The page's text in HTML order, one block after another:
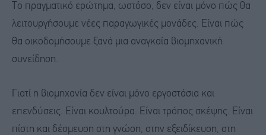
Το πραγματικό ερώτημα, ωστόσο, δεν είναι μόνο πώς θα
λειτουργήσουμε νέες παραγωγικές μονάδες. Είναι πώς
θα οικοδομήσουμε ξανά μια αναγκαία βιομηχανική
συνείδηση.
Γιατί η βιομηχανία δεν είναι μόνο εργοστάσια και
επενδύσεις. Είναι κουλτούρα. Είναι τρόπος σκέψης. Είναι
πίστη και δέσμευση στη γνώση, στην εξειδίκευση, στη